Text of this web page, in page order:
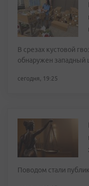
В срезах кустовой
обнаружен западный
сегодня, 19:25
Поводом стали